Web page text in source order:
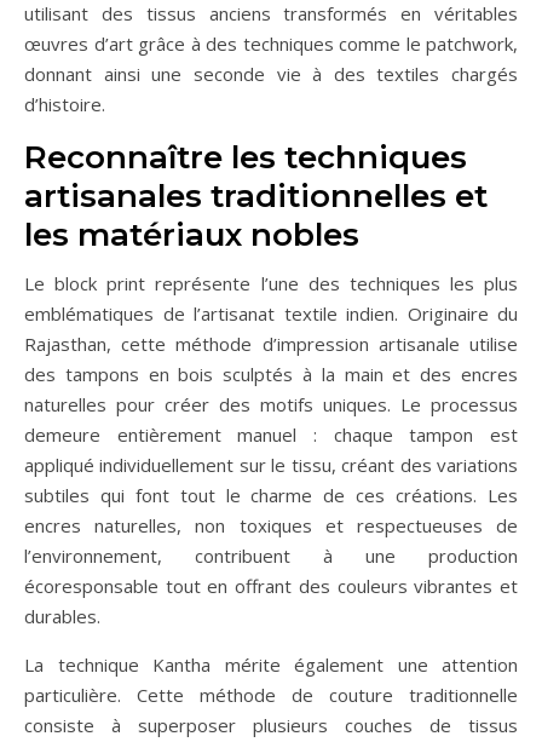
utilisant des tissus anciens transformés en véritables
œuvres d’art grâce à des techniques comme le patchwork,
donnant ainsi une seconde vie à des textiles chargés
d’histoire.
Reconnaître les techniques
artisanales traditionnelles et
les matériaux nobles
Le block print représente l’une des techniques les plus
emblématiques de l’artisanat textile indien. Originaire du
Rajasthan, cette méthode d’impression artisanale utilise
des tampons en bois sculptés à la main et des encres
naturelles pour créer des motifs uniques. Le processus
demeure entièrement manuel : chaque tampon est
appliqué individuellement sur le tissu, créant des variations
subtiles qui font tout le charme de ces créations. Les
encres naturelles, non toxiques et respectueuses de
l’environnement, contribuent à une production
écoresponsable tout en offrant des couleurs vibrantes et
durables.
La technique Kantha mérite également une attention
particulière. Cette méthode de couture traditionnelle
consiste à superposer plusieurs couches de tissus